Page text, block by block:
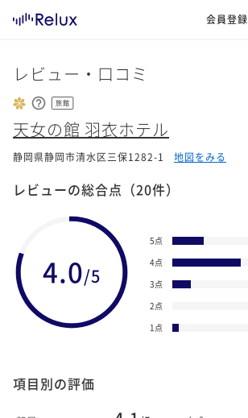
会員登録
レビュー・口コミ
旅館
天女の館 羽衣ホテル
静岡県静岡市清水区三保1282-1 地図をみる
レビューの総合点 （20件）
4.0/5
5点
4点
3点
2点
1点
項目別の評価